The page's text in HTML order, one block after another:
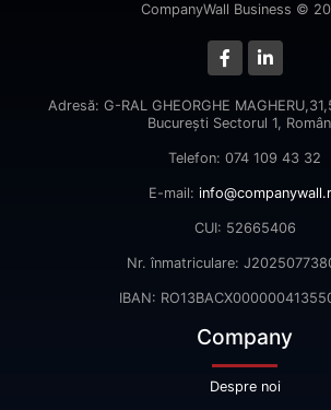
CompanyWall Business ©
Adresă: G-RAL GHEORGHE
Bucureşti Sectorul 1,
Telefon: 074 109 43 32
E-mail:
CUI: 52665406
Nr. înmatriculare:
IBAN:
Company
Despre noi